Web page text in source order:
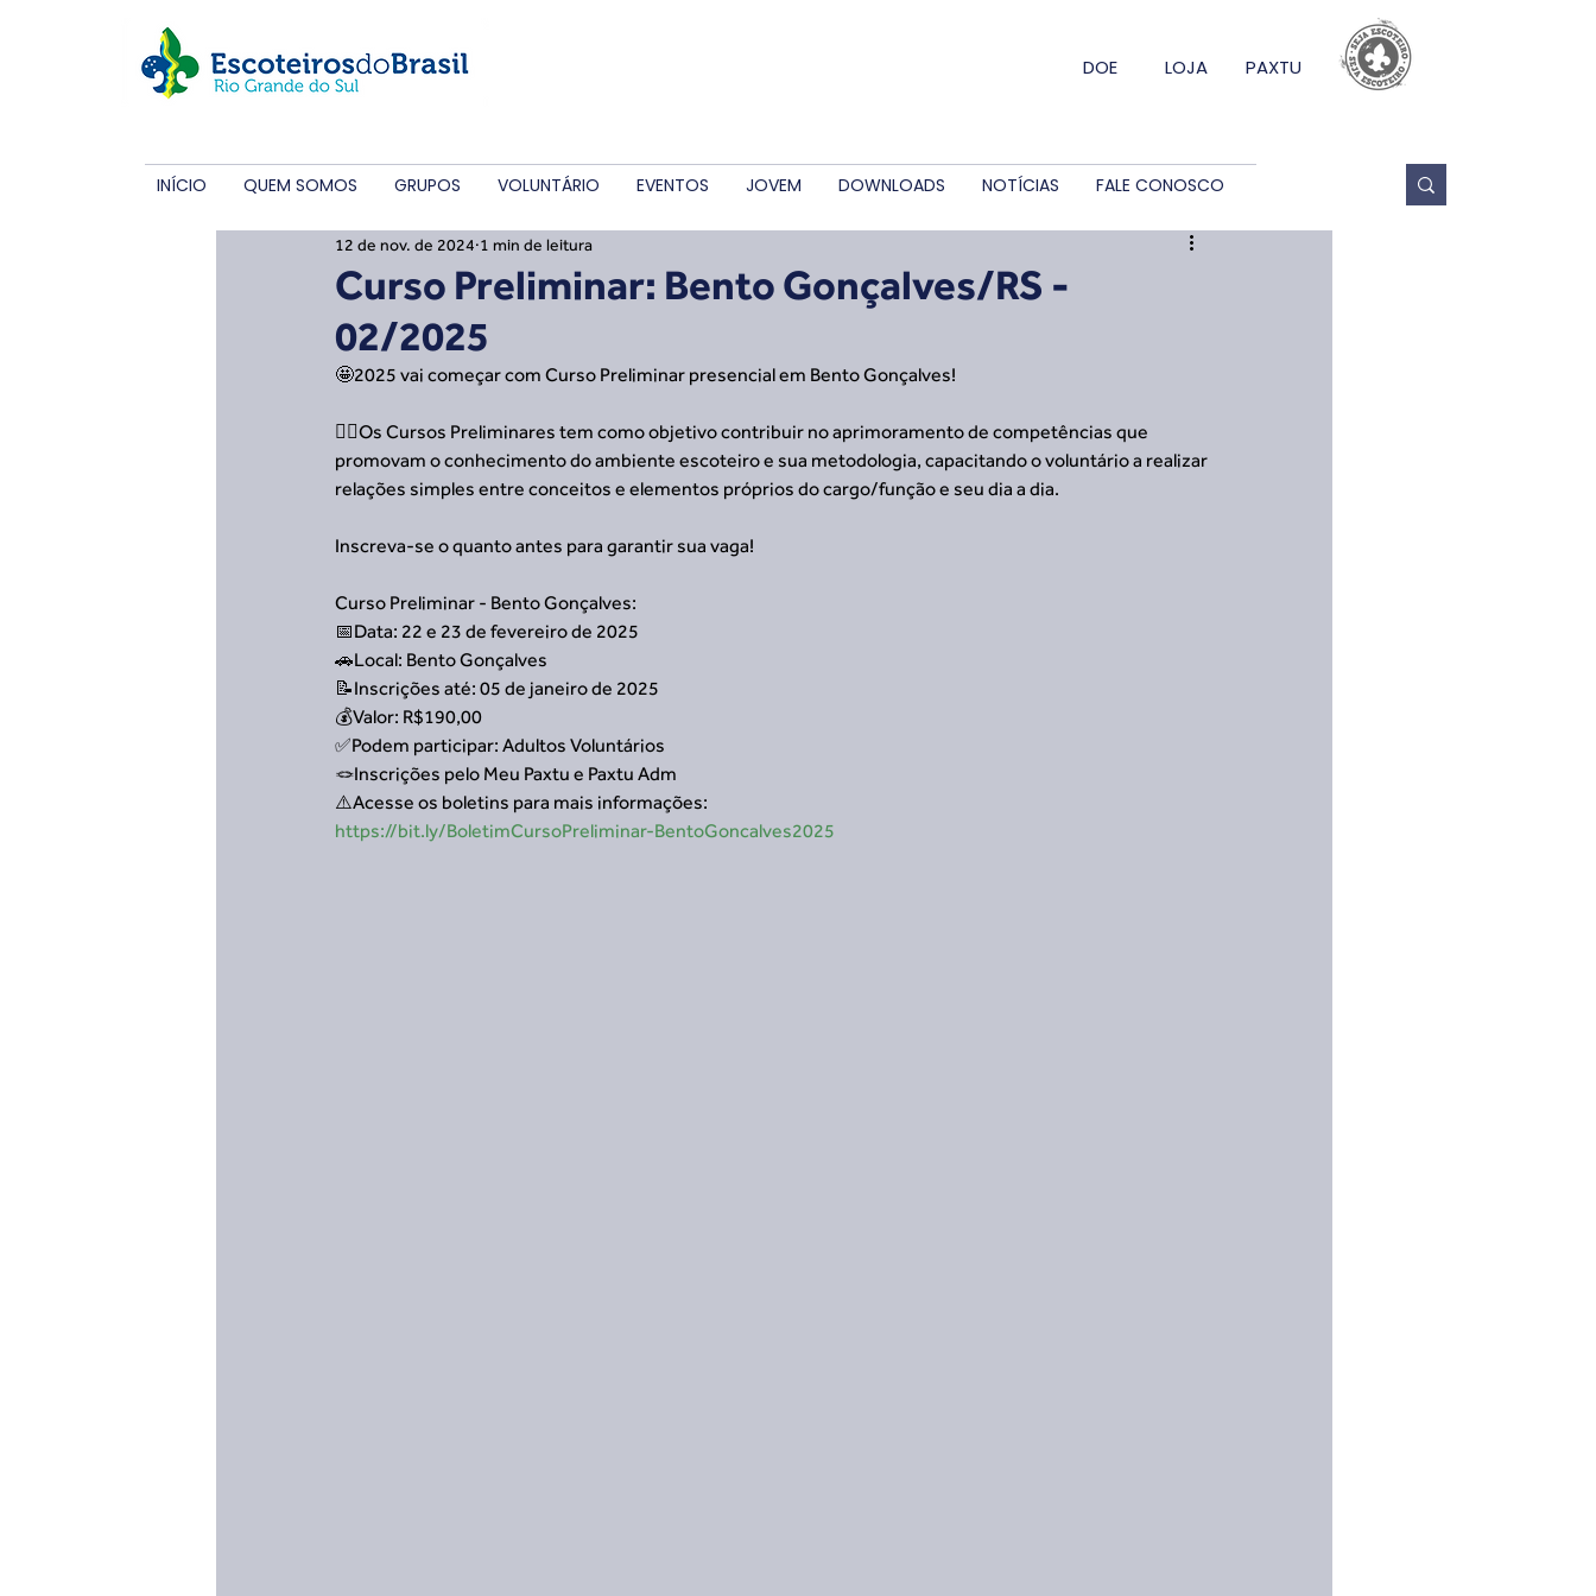
DOE LOJA PAXTU
INÍCIO QUEM SOMOS GRUPOS VOLUNTÁRIO EVENTOS JOVEM DOWNLOADS NOTÍCIAS FALE CONOSCO
Curso Preliminar: Bento Gonçalves/RS -
02/2025
12 de nov. de 2024 1 min de leitura
🤩2025 vai começar com Curso Preliminar presencial em Bento Gonçalves!
👉🏻Os Cursos Preliminares tem como objetivo contribuir no aprimoramento de competências que
promovam o conhecimento do ambiente escoteiro e sua metodologia, capacitando o voluntário a realizar
relações simples entre conceitos e elementos próprios do cargo/função e seu dia a dia.
Inscreva-se o quanto antes para garantir sua vaga!
Curso Preliminar - Bento Gonçalves:
📅Data: 22 e 23 de fevereiro de 2025
🚗Local: Bento Gonçalves
📝Inscrições até: 05 de janeiro de 2025
💰Valor: R$190,00
✅Podem participar: Adultos Voluntários
🪢Inscrições pelo Meu Paxtu e Paxtu Adm
⚠️Acesse os boletins para mais informações:
https://bit.ly/BoletimCursoPreliminar-BentoGoncalves2025